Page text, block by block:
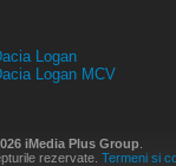
Logan
Logan MCV
iMedia Plus Group
rezervate. Termeni si